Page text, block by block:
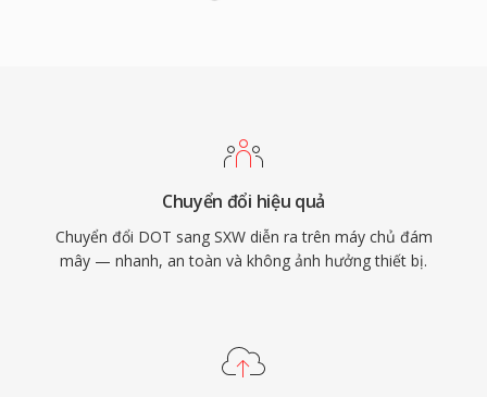
Chuyển đổi hiệu quả
Chuyển đổi DOT sang SXW diễn ra trên máy chủ đám
mây — nhanh, an toàn và không ảnh hưởng thiết bị.